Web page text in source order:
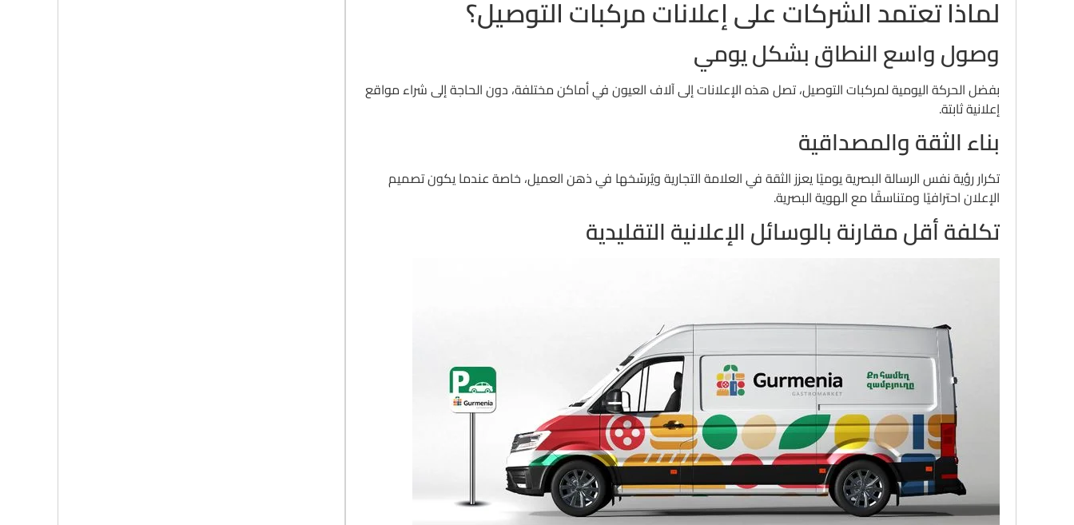
لماذا تعتمد الشركات على إعلانات مركبات التوصيل؟
وصول واسع النطاق بشكل يومي
بفضل الحركة اليومية لمركبات التوصيل، تصل هذه الإعلانات إلى آلاف العيون في أماكن مختلفة، دون الحاجة إلى شراء مواقع
إعلانية ثابتة.
بناء الثقة والمصداقية
تكرار رؤية نفس الرسالة البصرية يوميًا يعزز الثقة في العلامة التجارية ويُرسّخها في ذهن العميل، خاصة عندما يكون تصميم
الإعلان احترافيًا ومتناسقًا مع الهوية البصرية.
تكلفة أقل مقارنة بالوسائل الإعلانية التقليدية